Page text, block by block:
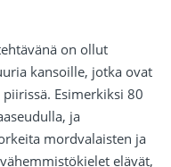
on ollut
kansoille, jotka ovat
Esimerkiksi 80
ja
mordvalaisten ja
elävät,